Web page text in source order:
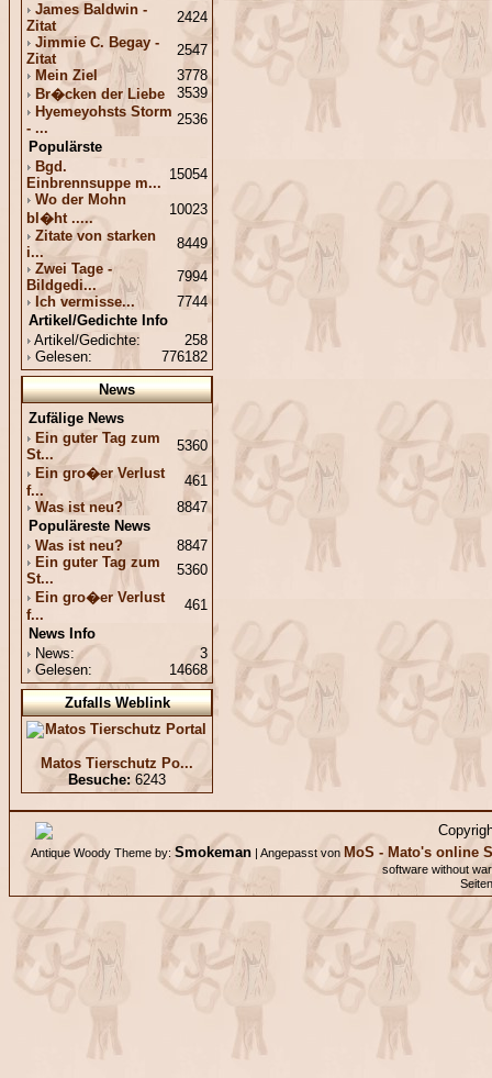
James Baldwin -
Zitat
2424
Jimmie C. Begay -
Zitat
2547
Mein Ziel
3778
Br�cken der Liebe
3539
Hyemeyohsts Storm
- ...
2536
Populärste
Bgd.
Einbrennsuppe m...
15054
Wo der Mohn
bl�ht .....
10023
Zitate von starken
i...
8449
Zwei Tage -
Bildgedi...
7994
Ich vermisse...
7744
Artikel/Gedichte Info
Artikel/Gedichte:
258
Gelesen:
776182
News
Zufälige News
Ein guter Tag zum
St...
5360
Ein gro�er Verlust
f...
461
Was ist neu?
8847
Populäreste News
Was ist neu?
8847
Ein guter Tag zum
St...
5360
Ein gro�er Verlust
f...
461
News Info
News:
3
Gelesen:
14668
Zufalls Weblink
Matos Tierschutz Po...
Besuche: 6243
Antique Woody Theme by: Smokeman | Angepasst von MoS - Mato's online
software without